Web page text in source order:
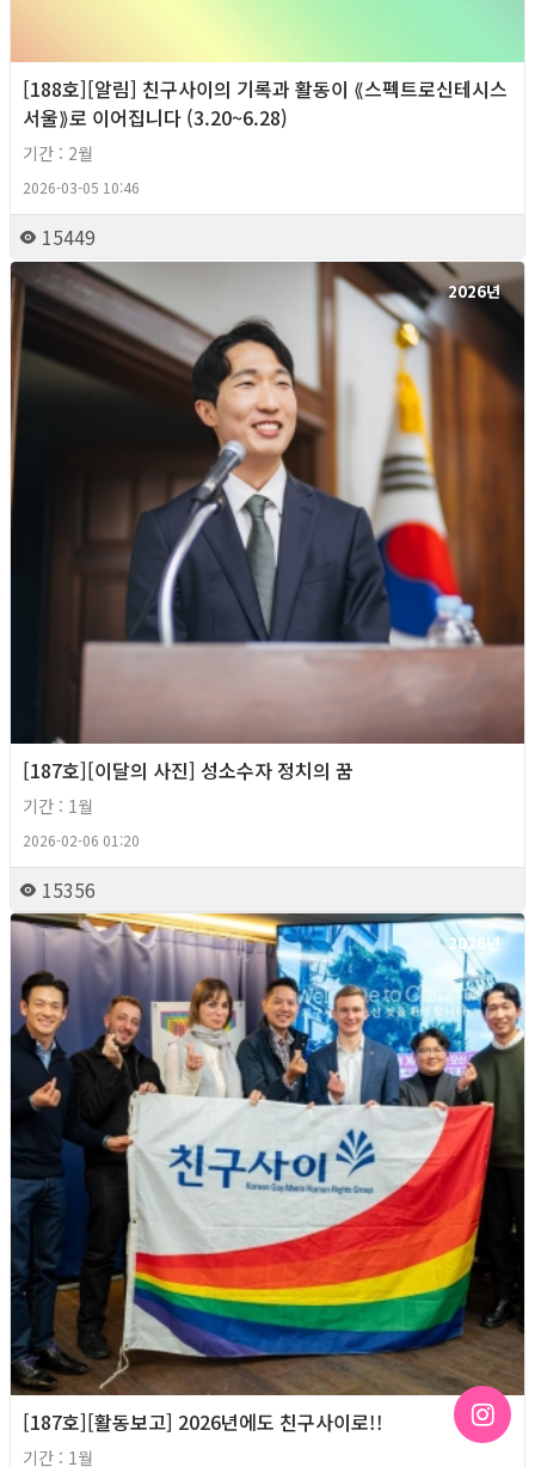
[188호][알림] 친구사이의 기록과 활동이 ⟪스펙트로신테시스
서울⟫로 이어집니다 (3.20~6.28)
기간 : 2월
2026-03-05 10:46
15449
2026년
[187호][이달의 사진] 성소수자 정치의 꿈
기간 : 1월
2026-02-06 01:20
15356
2026년
[187호][활동보고] 2026년에도 친구사이로!!
기간 : 1월